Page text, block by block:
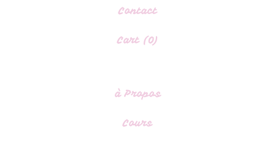
Contact
Cart (0)
à Propos
Cours